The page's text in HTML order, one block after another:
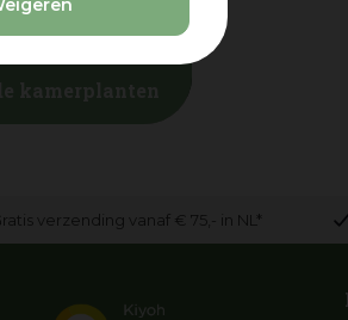
verzending vanaf € 75,- in NL*